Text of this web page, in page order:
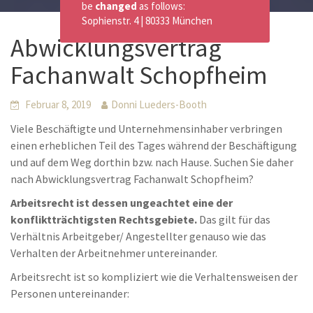
Abwicklungsvertrag
Fachanwalt Schopfheim
Februar 8, 2019 Donni Lueders-Booth
Viele Beschäftigte und Unternehmensinhaber verbringen
einen erheblichen Teil des Tages während der Beschäftigung
und auf dem Weg dorthin bzw. nach Hause. Suchen Sie daher
nach Abwicklungsvertrag Fachanwalt Schopfheim?
Arbeitsrecht ist dessen ungeachtet eine der
konfliktträchtigsten Rechtsgebiete. Das gilt für das
Verhältnis Arbeitgeber/ Angestellter genauso wie das
Verhalten der Arbeitnehmer untereinander.
Arbeitsrecht ist so kompliziert wie die Verhaltensweisen der
Personen untereinander:
be changed as follows:
Sophienstr. 4 | 80333 München